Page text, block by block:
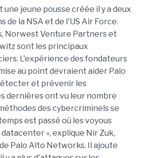
jeune pousse créée il y a deux
de la NSA et de l'US Air Force.
Norwest Venture Partners et
sont les principaux
L'expérience des fondateurs
au point devraient aider Palo
et prévenir les
dernières ont vu leur nombre
des cybercriminels se
est passé où les voyous
», explique Nir Zuk,
Palo Alto Networks. Il ajoute